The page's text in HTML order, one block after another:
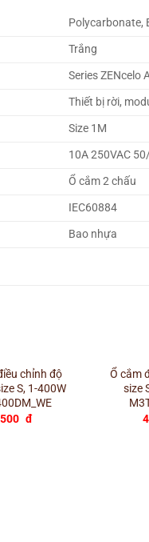
Polycarbonate,
Trắng
Series ZENcelo
Thiết bị rời,
Size 1M
10A 250VAC
Ổ cắm 2 chấu
IEC60884
Bao nhựa
chỉnh độ
S, 1-400W
đ
Ổ cắm
size